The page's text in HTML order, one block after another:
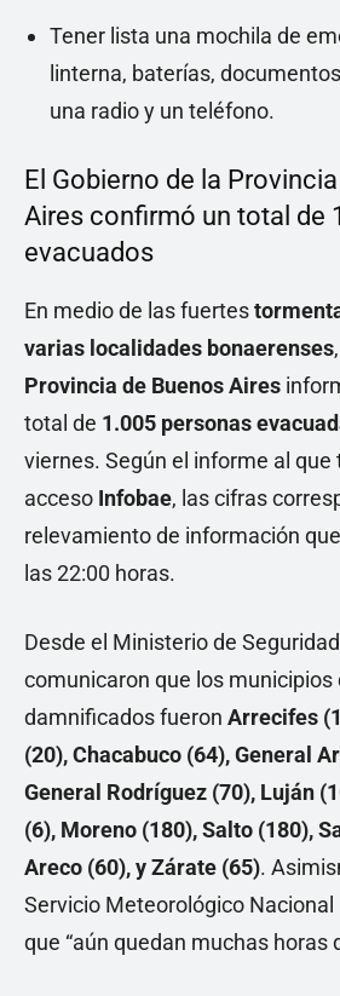
Tener lista una mochila de
linterna, baterías,
una radio y un teléfono.
El Gobierno de la
Aires confirmó un total de
evacuados
En medio de las fuertes
varias localidades bonaerenses
Provincia de Buenos Aires
total de 1.005 personas
viernes. Según el informe al que
acceso Infobae, las cifras
relevamiento de información
las 22:00 horas.
Desde el Ministerio de
comunicaron que los municipios
damnificados fueron Arrecifes
(20), Chacabuco (64), General
General Rodríguez (70), Luján
(6), Moreno (180), Salto (180),
Areco (60), y Zárate (65).
Servicio Meteorológico
que “aún quedan muchas horas